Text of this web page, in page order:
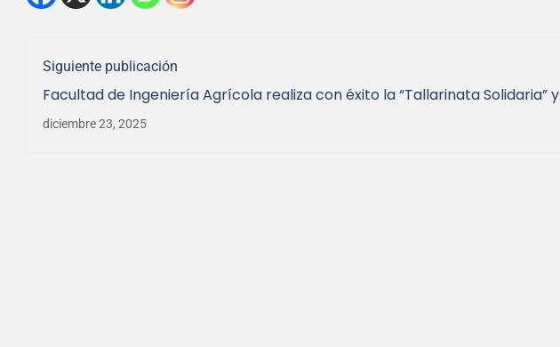
Siguiente publicación
Facultad de Ingeniería Agrícola realiza con éxito la “Tallarinata Solidaria” y
diciembre 23, 2025